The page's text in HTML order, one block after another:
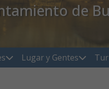
de
Lugar y Gentes